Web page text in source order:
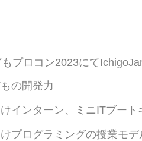
プロコン2023にて
の開発力
インターン、ミニITブート
プログラミングの授業モ